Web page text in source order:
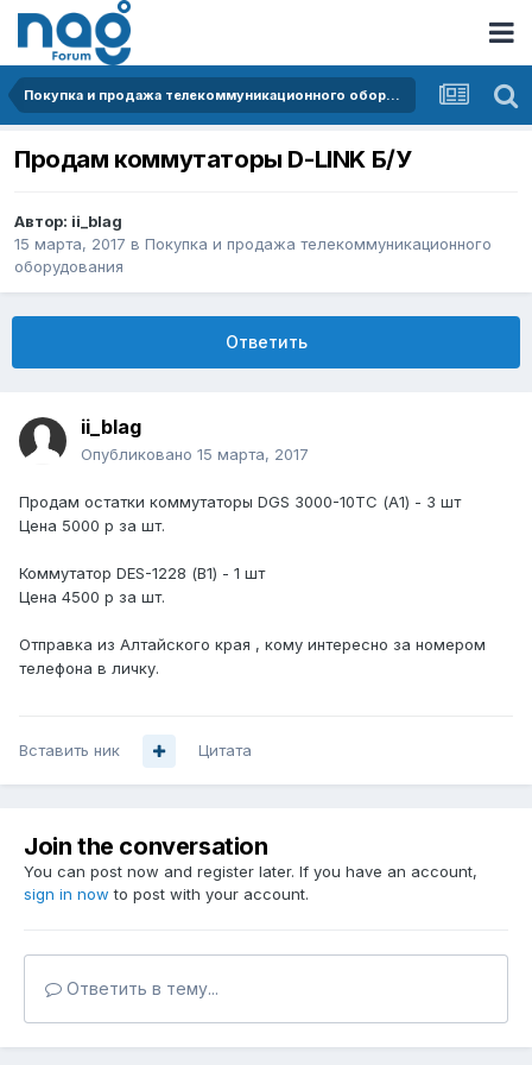
Покупка и продажа телекоммуникационного оборудования
Продам коммутаторы D-LINK Б/У
Автор: ii_blag
15 марта, 2017 в Покупка и продажа телекоммуникационного
оборудования
Ответить
ii_blag
Опубликовано 15 марта, 2017
Продам остатки коммутаторы DGS 3000-10TC (А1) - 3 шт
Цена 5000 р за шт.
Коммутатор DES-1228 (В1) - 1 шт
Цена 4500 р за шт.
Отправка из Алтайского края , кому интересно за номером
телефона в личку.
Вставить ник Цитата
Join the conversation
You can post now and register later. If you have an account,
sign in now to post with your account.
Ответить в тему...